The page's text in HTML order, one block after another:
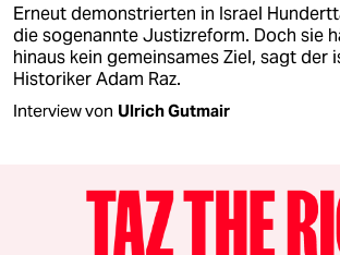
Erneut demonstrierten in Israel
die sogenannte Justizreform. Doch sie
hinaus kein gemeinsames Ziel, sagt der
Historiker Adam Raz.
Interview von Ulrich Gutmair